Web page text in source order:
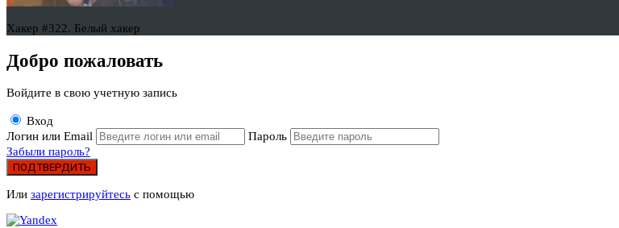
Хакер #322. Белый хакер
Добро пожаловать
Войдите в свою учетную запись
Вход
Логин или Email
Пароль
Забыли пароль?
ПОДТВЕРДИТЬ
Или зарегистрируйтесь с помощью